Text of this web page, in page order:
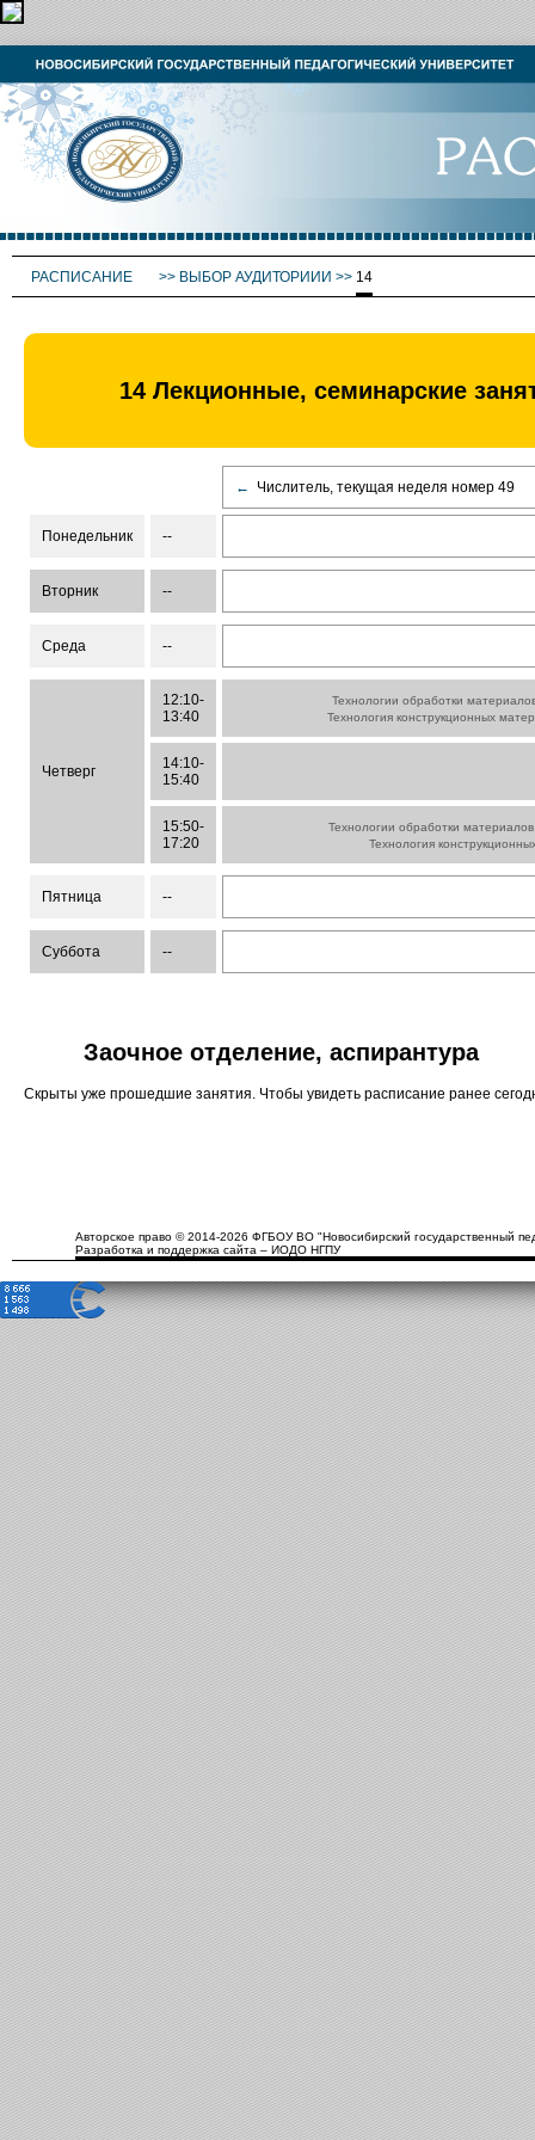
РАСПИСАНИЕ >> ВЫБОР АУДИТОРИИИ >> 14
14 Лекционные, семинарские
← Числитель, текущая неделя номер 49
Понедельник --
Вторник --
Среда --
Четверг
12:10-
13:40
Технологии обработки
Технология конструкционных
14:10-
15:40
15:50-
17:20
Технологии обработки
Технология
Пятница --
Суббота --
Заочное отделение, аспирантура
Скрыты уже прошедшие занятия. Чтобы увидеть расписание ранее
Авторское право © 2014-2026 ФГБОУ ВО "Новосибирский государственный
Разработка и поддержка сайта – ИОДО НГПУ